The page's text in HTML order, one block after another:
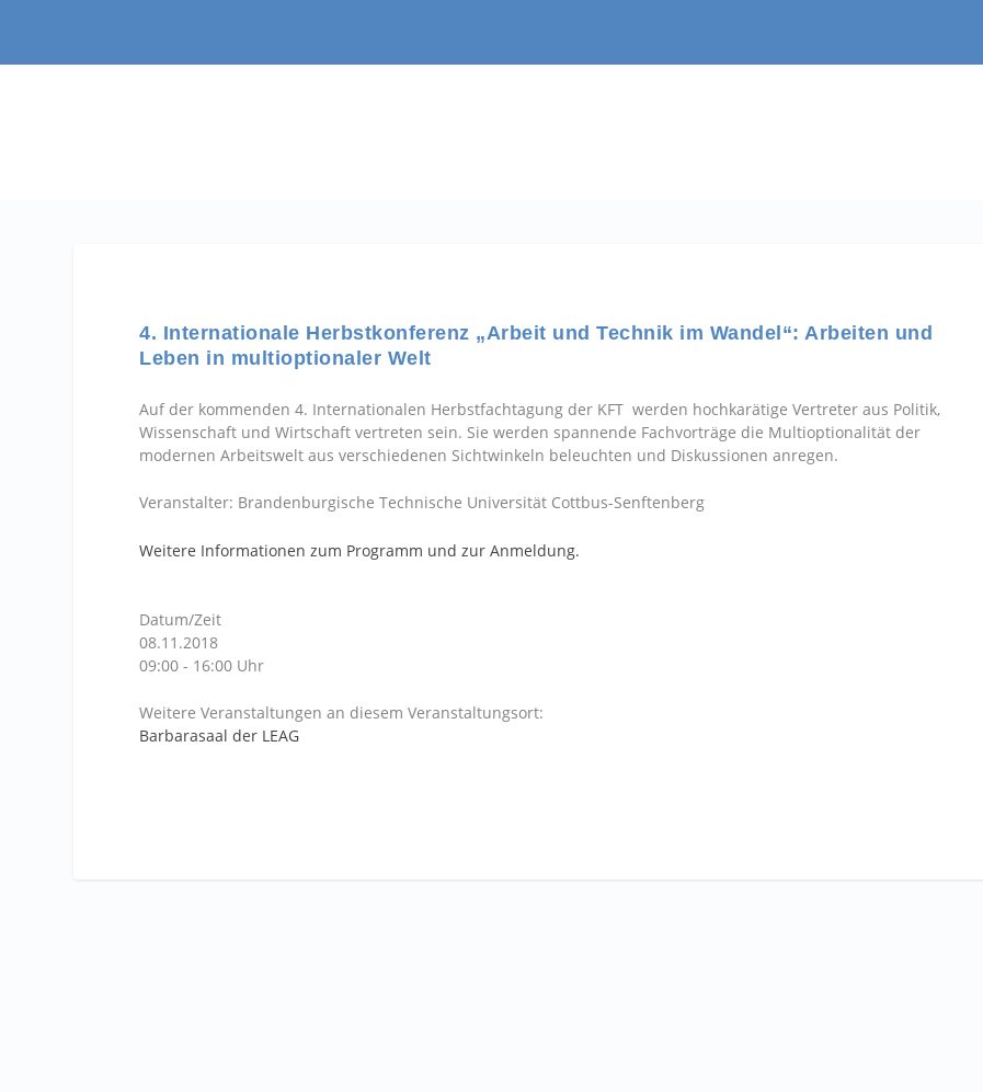
4. Internationale Herbstkonferenz „Arbeit und Technik im Wandel“: Arbeiten und
Leben in multioptionaler Welt
Auf der kommenden 4. Internationalen Herbstfachtagung der KFT werden hochkarätige Vertreter aus Politik,
Wissenschaft und Wirtschaft vertreten sein. Sie werden spannende Fachvorträge die Multioptionalität der
modernen Arbeitswelt aus verschiedenen Sichtwinkeln beleuchten und Diskussionen anregen.
Veranstalter: Brandenburgische Technische Universität Cottbus-Senftenberg
Weitere Informationen zum Programm und zur Anmeldung.
Datum/Zeit
08.11.2018
09:00 - 16:00 Uhr
Weitere Veranstaltungen an diesem Veranstaltungsort:
Barbarasaal der LEAG